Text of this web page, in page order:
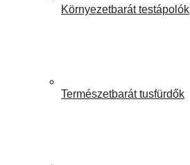
Környezetbarát testápolók
Természetbarát tusfürdők